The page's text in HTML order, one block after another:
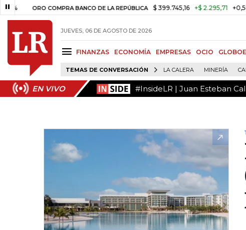
ORO COMPRA BANCO DE LA REPÚBLICA $ 399.745,16 +$ 2.295,71 +0,58%
JUEVES, 06 DE AGOSTO DE 2026
FINANZAS ECONOMÍA EMPRESAS OCIO
TEMAS DE CONVERSACIÓN LA CALERA MINERÍA
EN VIVO #InsideLR | Juan Esteban
EN VIVO #InsideLR | Juan Esteban